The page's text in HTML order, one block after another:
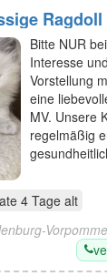
Bitte NUR
Interesse
Vorstellung
eine
MV. Unsere
regelmäßig
4 Tage alt